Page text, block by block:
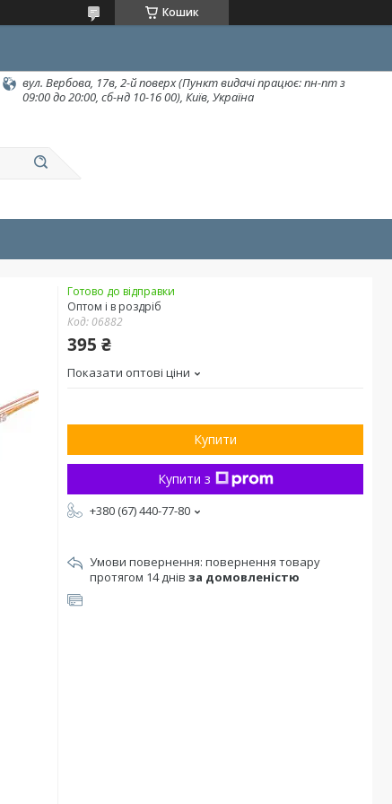
Кошик
вул. Вербова, 17в, 2-й поверх (Пункт видачі працює: пн-пт з
09:00 до 20:00, сб-нд 10-16 00), Київ, Україна
Готово до відправки
Оптом і в роздріб
Код: 06882
395 ₴
Показати оптові ціни
Купити
Купити з
+380 (67) 440-77-80
повернення товару
протягом 14 днів за домовленістю